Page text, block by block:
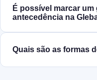
É possível marcar
antecedência na
Quais são as formas